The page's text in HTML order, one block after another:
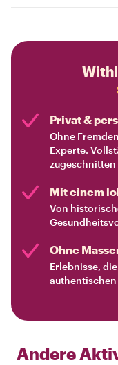
Privat &
Ohne
Experte.
zugeschnitten
Mit einem
Von
Ohne
Erlebnisse,
Andere